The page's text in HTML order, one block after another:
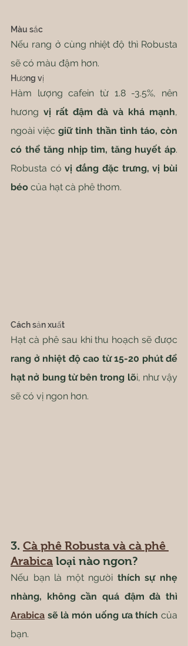
Màu sắc
Nếu rang ở cùng nhiệt độ thì Robusta
sẽ có màu đậm hơn.
Hương vị
Hàm lượng cafein từ 1.8 -3.5%, nên
hương vị rất đậm đà và khá mạnh,
ngoài việc giữ tinh thần tỉnh táo, còn
có thể tăng nhịp tim, tăng huyết áp.
Robusta có vị đắng đặc trưng, vị bùi
béo của hạt cà phê thơm.
Cách sản xuất
rang ở nhiệt độ cao từ 15-20 phút để
hạt nở bung từ bên trong lõi, như vậy
sẽ có vị ngon hơn.
3. Cà phê Robusta và cà phê
Arabica loại nào ngon?
Nếu bạn là một người thích sự nhẹ
Arabica sẽ là món uống ưa thích của
bạn.